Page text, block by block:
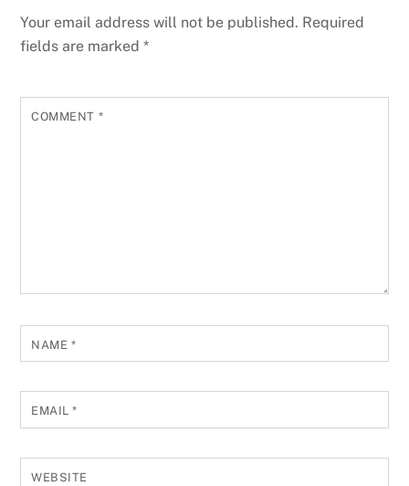
Your email address will not be published. Required
fields are marked*
COMMENT *
NAME *
EMAIL*
WEBSITE